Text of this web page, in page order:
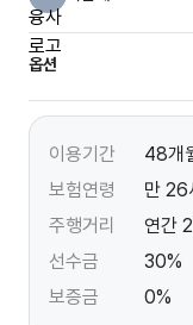
옵션
이용기간
48개
보험연령
만 26
주행거리
연간
선수금
30%
보증금
0%